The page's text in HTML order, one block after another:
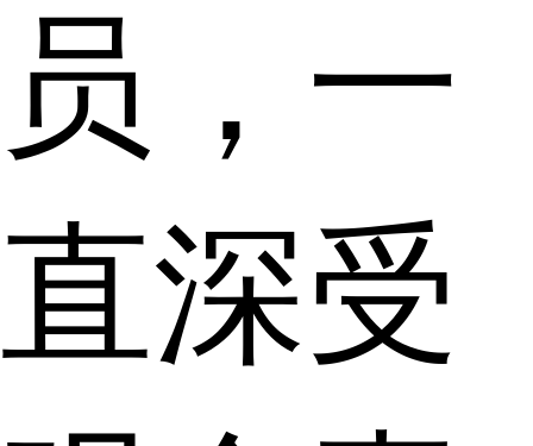
员，一
直深受